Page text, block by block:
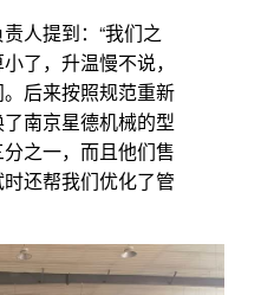
人提到：“我们之
了，升温慢不说，
后来按照规范重新
南京星德机械的型
之一，而且他们售
还帮我们优化了管